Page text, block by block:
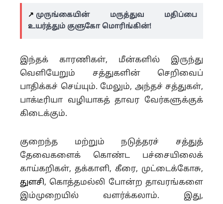
↗️ முருங்கையின் மருத்துவ மதிப்பை
உயர்த்தும் குளுகோ மொரிங்கின்!
இந்தக் காரணிகள், மீன்களில் இருந்து
வெளியேறும் சத்துகளின் செறிவைப்
பாதிக்கச் செய்யும். மேலும், அந்தச் சத்துகள்,
பாக்டீரியா வழியாகத் தாவர வேர்களுக்குக்
கிடைக்கும்.
குறைந்த மற்றும் நடுத்தரச் சத்துத்
தேவைகளைக் கொண்ட பச்சையிலைக்
காய்கறிகள், தக்காளி, கீரை, முட்டைக்கோசு,
துளசி, கொத்தமல்லி போன்ற தாவரங்களை
இம்முறையில் வளர்க்கலாம். இது,